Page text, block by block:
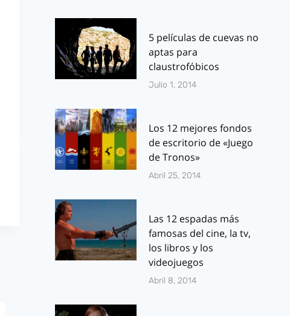
5 películas de cuevas no
aptas para
claustrofóbicos
Julio 1, 2014
Los 12 mejores fondos
de escritorio de «Juego
de Tronos»
Abril 25, 2014
Las 12 espadas más
famosas del cine, la tv,
los libros y los
videojuegos
Abril 8, 2014